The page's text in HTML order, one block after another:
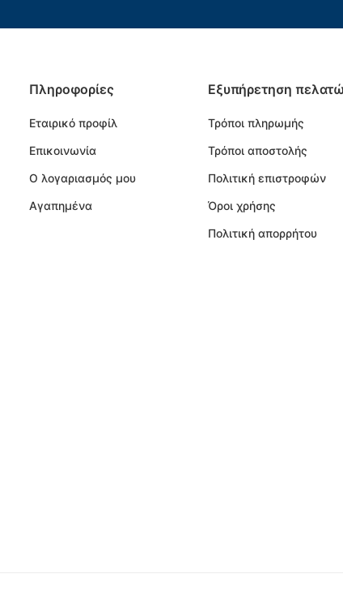
Πληροφορίες
Εταιρικό προφίλ
Επικοινωνία
Ο λογαριασμός μου
Αγαπημένα
Εξυπήρετηση
Τρόποι πληρωμής
Τρόποι αποστολής
Πολιτική επιστροφών
Όροι χρήσης
Πολιτική απορρήτου